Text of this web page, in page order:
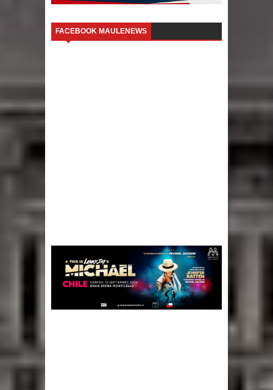
FACEBOOK MAULENEWS